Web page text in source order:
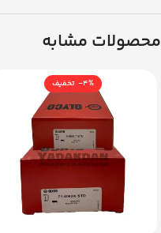
محصولات مشابه
-4%